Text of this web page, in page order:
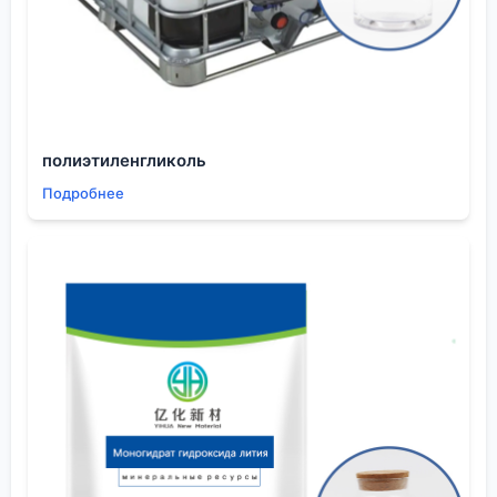
ГОСТовские нормы по содержанию металлов-
примесей (железо, никель, медь) для таких задач
— просто смешны. Нужны уровни в ppb (частей на
миллиард), а не в процентах. При производстве
обеспечить анализ методом ICP-MS (масс-
изоляционных слоев или компонентов для литий-
растворителя могут мигрировать и создавать токи
утечки, убивая всю ячейку. Мы как-то участвовали
в отладке процесса для одного азиатского
производителя батарей. Проблема с
саморазрядом была решена только после того, как
сменили источник пиридина на субстанцию с
полиэтиленгликоль
Подробнее